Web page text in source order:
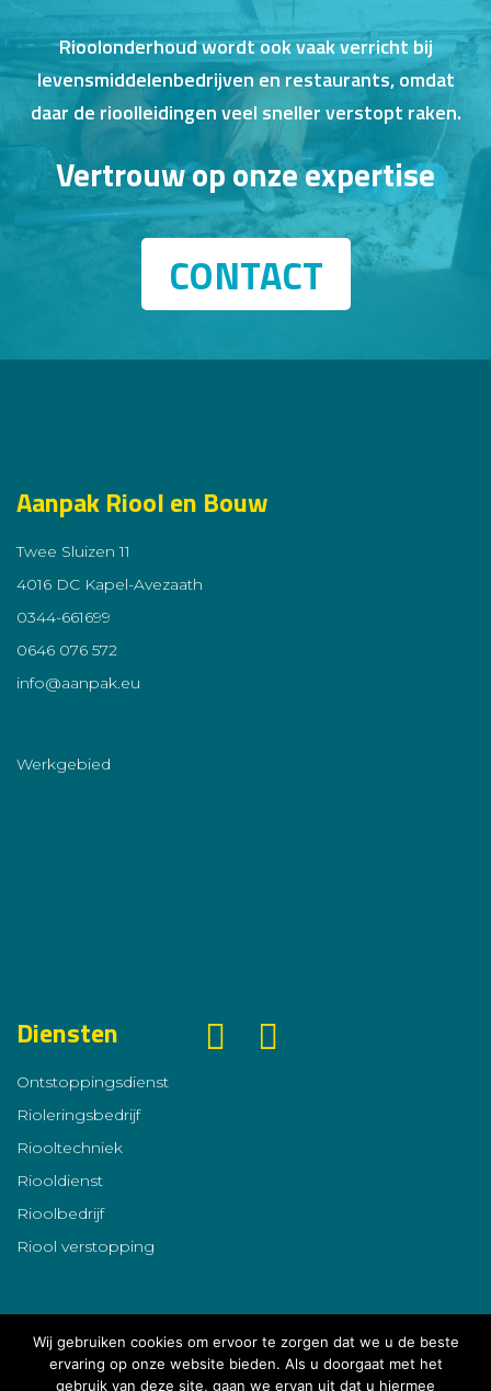
Rioolonderhoud wordt ook vaak verricht bij
levensmiddelenbedrijven en restaurants, omdat
daar de rioolleidingen veel sneller verstopt raken.
Vertrouw op onze expertise
CONTACT
Aanpak Riool en Bouw
Twee Sluizen 11
4016 DC Kapel-Avezaath
0344-661699
0646 076 572
info@aanpak.eu
Werkgebied
Diensten
Ontstoppingsdienst
Rioleringsbedrijf
Riooltechniek
Riooldienst
Rioolbedrijf
Riool verstopping
Wij gebruiken cookies om ervoor te zorgen dat we u de beste
ervaring op onze website bieden. Als u doorgaat met het
gebruik van deze site, gaan we ervan uit dat u hiermee